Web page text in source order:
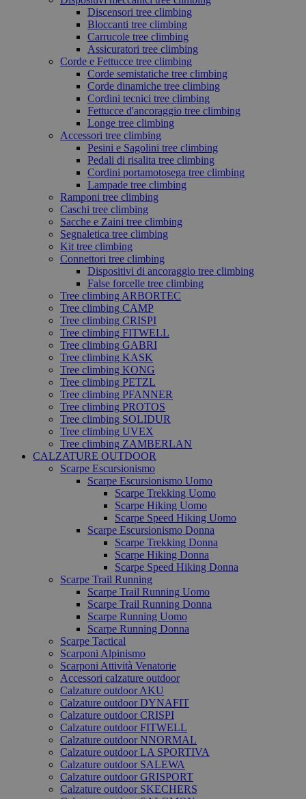
Discensori tree climbing
Bloccanti tree climbing
Carrucole tree climbing
Assicuratori tree climbing
Corde e Fettucce tree climbing
Corde semistatiche tree climbing
Corde dinamiche tree climbing
Cordini tecnici tree climbing
Fettucce d'ancoraggio tree climbing
Longe tree climbing
Accessori tree climbing
Pesini e Sagolini tree climbing
Pedali di risalita tree climbing
Cordini portamotosega tree climbing
Lampade tree climbing
Ramponi tree climbing
Caschi tree climbing
Sacche e Zaini tree climbing
Segnaletica tree climbing
Kit tree climbing
Connettori tree climbing
Dispositivi di ancoraggio tree climbing
False forcelle tree climbing
Tree climbing ARBORTEC
Tree climbing CAMP
Tree climbing CRISPI
Tree climbing FITWELL
Tree climbing GABRI
Tree climbing KASK
Tree climbing KONG
Tree climbing PETZL
Tree climbing PFANNER
Tree climbing PROTOS
Tree climbing SOLIDUR
Tree climbing UVEX
Tree climbing ZAMBERLAN
CALZATURE OUTDOOR
Scarpe Escursionismo
Scarpe Escursionismo Uomo
Scarpe Trekking Uomo
Scarpe Hiking Uomo
Scarpe Speed Hiking Uomo
Scarpe Escursionismo Donna
Scarpe Trekking Donna
Scarpe Hiking Donna
Scarpe Speed Hiking Donna
Scarpe Trail Running
Scarpe Trail Running Uomo
Scarpe Trail Running Donna
Scarpe Running Uomo
Scarpe Running Donna
Scarpe Tactical
Scarponi Alpinismo
Scarponi Attività Venatorie
Accessori calzature outdoor
Calzature outdoor AKU
Calzature outdoor DYNAFIT
Calzature outdoor CRISPI
Calzature outdoor FITWELL
Calzature outdoor NNORMAL
Calzature outdoor LA SPORTIVA
Calzature outdoor SALEWA
Calzature outdoor GRISPORT
Calzature outdoor SKECHERS